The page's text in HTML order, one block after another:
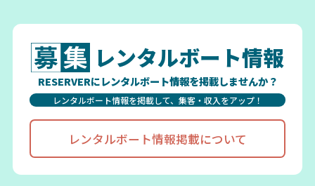
レンタルボート情報
RESERVERにレンタルボート情報を掲載しませんか？
レンタルボート情報を掲載して、集客・収入をアップ！
レンタルボート情報掲載について